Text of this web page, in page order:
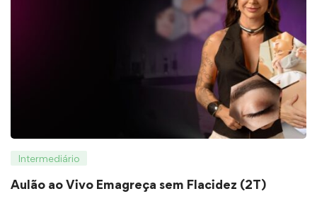
Intermediário
Aulão ao Vivo Emagreça sem Flacidez (2T)